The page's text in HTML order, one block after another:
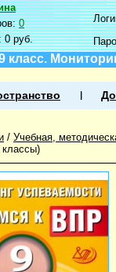
0
0 руб.
класс.
/ Учебная,
классы)